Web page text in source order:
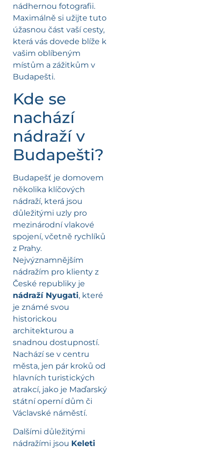
nádhernou fotografii.
Maximálně si užijte tuto
úžasnou část vaší cesty,
která vás dovede blíže k
vašim oblíbeným
místům a zážitkům v
Budapešti.
Kde se
nachází
nádraží v
Budapešti?
Budapešť je domovem
několika klíčových
nádraží, která jsou
důležitými uzly pro
mezinárodní vlakové
spojení, včetně rychlíků
z Prahy.
Nejvýznamnějším
nádražím pro klienty z
České republiky je
nádraží Nyugati, které
je známé svou
historickou
architekturou a
snadnou dostupností.
Nachází se v centru
města, jen pár kroků od
hlavních turistických
atrakcí, jako je Maďarský
státní operní dům či
Václavské náměstí.
Dalšími důležitými
nádražími jsou Keleti